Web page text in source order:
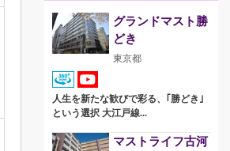
グランドマスト勝
どき
東京都
人生を新たな歓びで彩る、｢勝どき｣
という選択 大江戸線...
マストライフ古河